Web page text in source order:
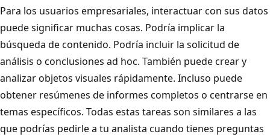
Para los usuarios empresariales, interactuar con sus datos
puede significar muchas cosas. Podría implicar la
búsqueda de contenido. Podría incluir la solicitud de
análisis o conclusiones ad hoc. También puede crear y
analizar objetos visuales rápidamente. Incluso puede
obtener resúmenes de informes completos o centrarse en
temas específicos. Todas estas tareas son similares a las
que podrías pedirle a tu analista cuando tienes preguntas